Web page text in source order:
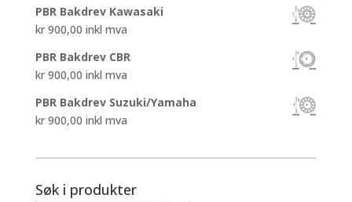
PBR Bakdrev Kawasaki
kr900,00 inkl mva
PBR Bakdrev CBR
kr900,00 inkl mva
PBR Bakdrev Suzuki/Yamaha
kr900,00 inkl mva
Søk i produkter